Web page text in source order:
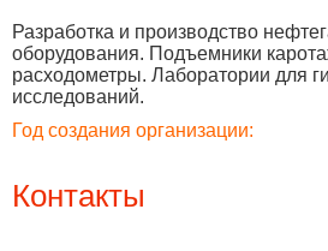
Разработка и производство
оборудования. Подъемники
расходометры. Лаборатории для
исследований.
Год создания организации:
Контакты